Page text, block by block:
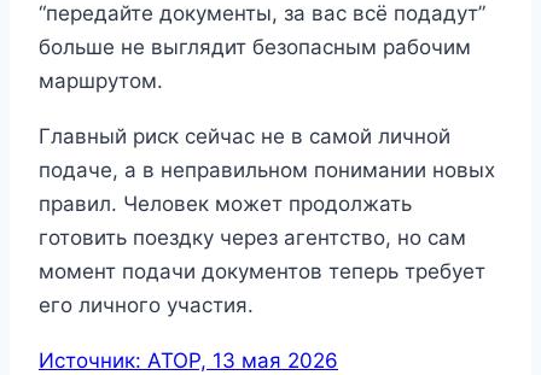
“передайте документы, за вас всё подадут”
больше не выглядит безопасным рабочим
маршрутом.
Главный риск сейчас не в самой личной
подаче, а в неправильном понимании новых
правил. Человек может продолжать
готовить поездку через агентство, но сам
момент подачи документов теперь требует
его личного участия.
Источник: АТОР, 13 мая 2026